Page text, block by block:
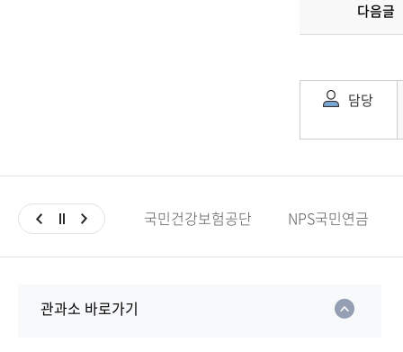
다음글
담당
국민건강보험공단 NPS국민연금
관과소 바로가기